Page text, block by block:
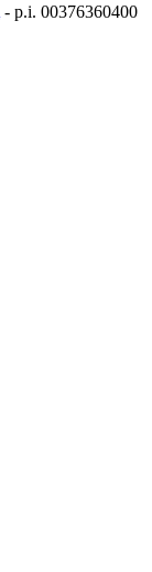
- p.i. 00376360400